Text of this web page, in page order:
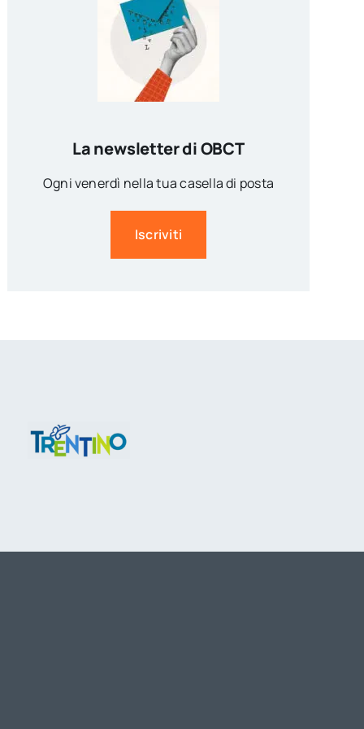
La newsletter di OBCT
Ogni venerdì nella tua casella di posta
Iscriviti